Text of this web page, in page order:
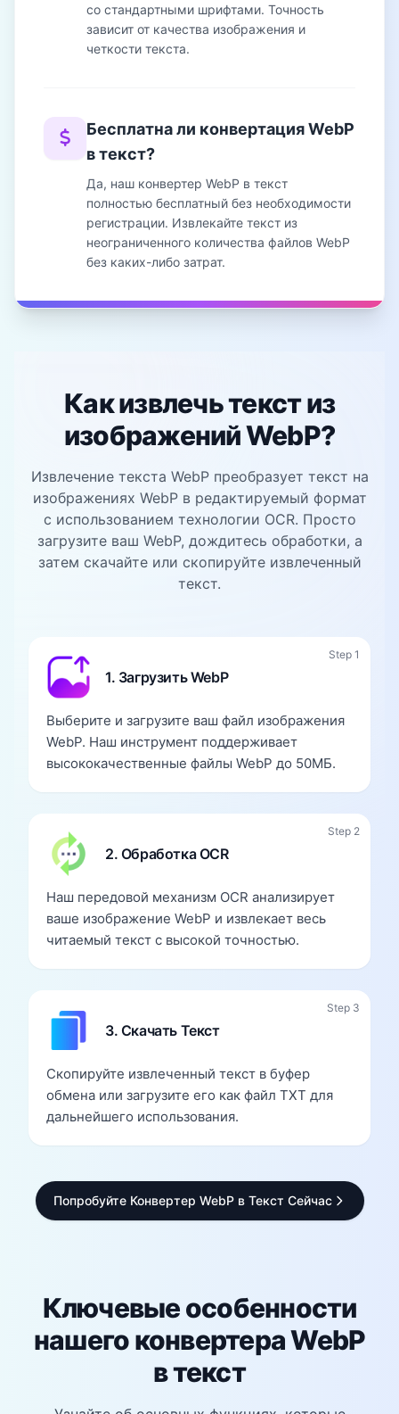
со стандартными шрифтами. Точность
зависит от качества изображения и
четкости текста.
Бесплатна ли конвертация WebP
в текст?
Да, наш конвертер WebP в текст
полностью бесплатный без необходимости
регистрации. Извлекайте текст из
неограниченного количества файлов WebP
без каких-либо затрат.
Как извлечь текст из
изображений WebP?
Извлечение текста WebP преобразует текст на
изображениях WebP в редактируемый формат
с использованием технологии OCR. Просто
загрузите ваш WebP, дождитесь обработки, а
затем скачайте или скопируйте извлеченный
текст.
1. Загрузить WebP
Выберите и загрузите ваш файл изображения
WebP. Наш инструмент поддерживает
высококачественные файлы WebP до 50МБ.
Step 1
2. Обработка OCR
Наш передовой механизм OCR анализирует
ваше изображение WebP и извлекает весь
читаемый текст с высокой точностью.
Step 2
3. Скачать Текст
Скопируйте извлеченный текст в буфер
обмена или загрузите его как файл TXT для
дальнейшего использования.
Step 3
Попробуйте Конвертер WebP в Текст Сейчас
Ключевые особенности
нашего конвертера WebP
в текст